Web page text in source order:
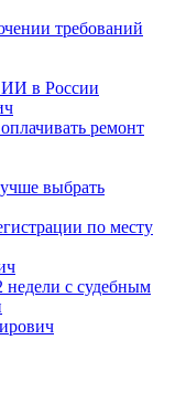
требований
ИИ в России
ремонт
выбрать
по месту
с судебным